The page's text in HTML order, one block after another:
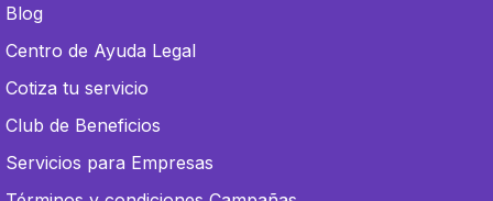
Blog
Centro de Ayuda Legal
Cotiza tu servicio
Club de Beneficios
Servicios para Empresas